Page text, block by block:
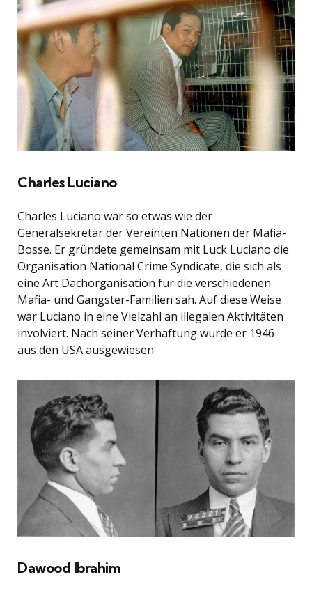
Charles Luciano
Charles Luciano war so etwas wie der
Generalsekretär der Vereinten Nationen der Mafia-
Bosse. Er gründete gemeinsam mit Luck Luciano die
Organisation National Crime Syndicate, die sich als
eine Art Dachorganisation für die verschiedenen
Mafia- und Gangster-Familien sah. Auf diese Weise
war Luciano in eine Vielzahl an illegalen Aktivitäten
involviert. Nach seiner Verhaftung wurde er 1946
aus den USA ausgewiesen.
Dawood Ibrahim